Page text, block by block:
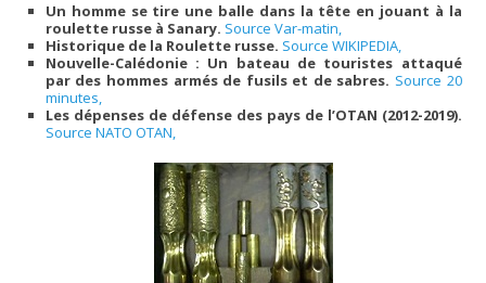
Un homme se tire une balle dans la tête en jouant à la
roulette russe à Sanary. Source Var-matin,
Historique de la Roulette russe. Source WIKIPEDIA,
Nouvelle-Calédonie : Un bateau de touristes attaqué
par des hommes armés de fusils et de sabres. Source 20
minutes,
Les dépenses de défense des pays de l’OTAN (2012-2019).
Source NATO OTAN,